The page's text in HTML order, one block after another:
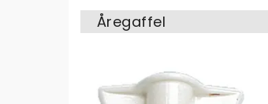
Åregaffel